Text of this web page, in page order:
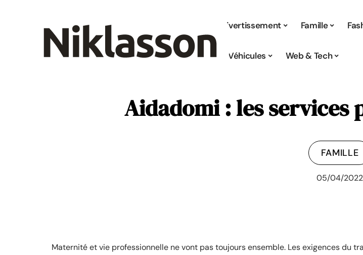
Divertissement Famille
Santé Véhicules Web & Tech
Aidadomi : les services
FAMILLE
05/04/2022
Maternité et vie professionnelle ne vont pas toujours ensemble. Les exigences du